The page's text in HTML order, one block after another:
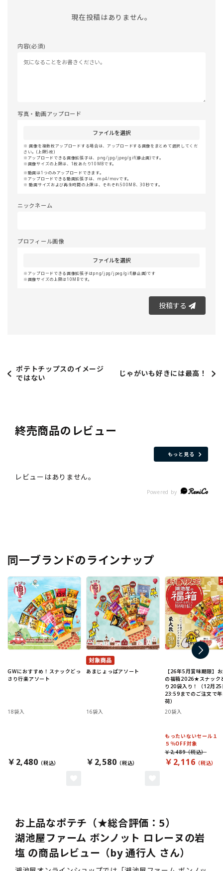
現在投稿はありません。
内容(必須)
写真・動画アップロード
ファイルを選択
画像を複数枚アップロードする場合は、アップロードする画像をまとめて選択してくだ
さい。(上限5枚)
アップロードできる画像拡張子は、png/jpg/jpeg/gif(静止画)です。
画像サイズの上限は、1枚あたり10MBです。
動画は1つのみアップロードできます。
アップロードできる動画拡張子は、mp4/movです。
動画サイズおよび再生時間の上限は、それぞれ500MB、30秒です。
ニックネーム
プロフィール画像
ファイルを選択
アップロードできる画像拡張子はpng/jpg/jpeg/gif(静止画)です
画像サイズの上限は10MBです。
投稿する
ポテトチップスのイメージ
ではない
じゃがいも好きには最高！
終売商品のレビュー
もっと見る
同一ブランドのラインナップ
GWにおすすめ！スナックどっ
さり行楽アソート
18袋入
￥2,480
あまじょっぱアソート
16袋入
￥2,580
【26年5月賞味期限】
の福箱2026★スナック
り20袋入り！（12月25
23:59までのご注文で
荷）
20袋入
もったいないセール１
５％OFF対象
￥2,116
￥2,489
お上品なポテチ（★総合評価：5）
湖池屋ファーム ボンノット ロレーヌの岩
塩 の商品レビュー（by 通行人 さん）